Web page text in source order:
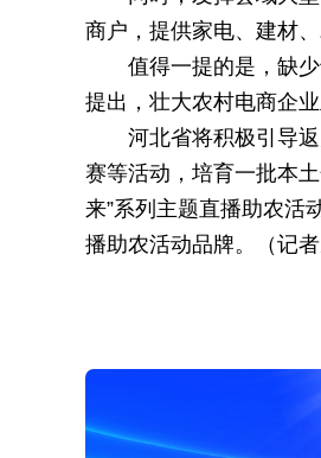
商户，提供家电、建材
值得一提的是，缺
提出，壮大农村电商企
河北省将积极引导
赛等活动，培育一批本土
来”系列主题直播助农活
播助农活动品牌。（记者